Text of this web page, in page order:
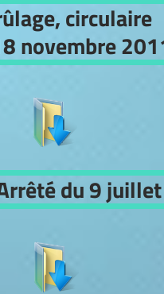
circulaire
2011
du 9 juillet